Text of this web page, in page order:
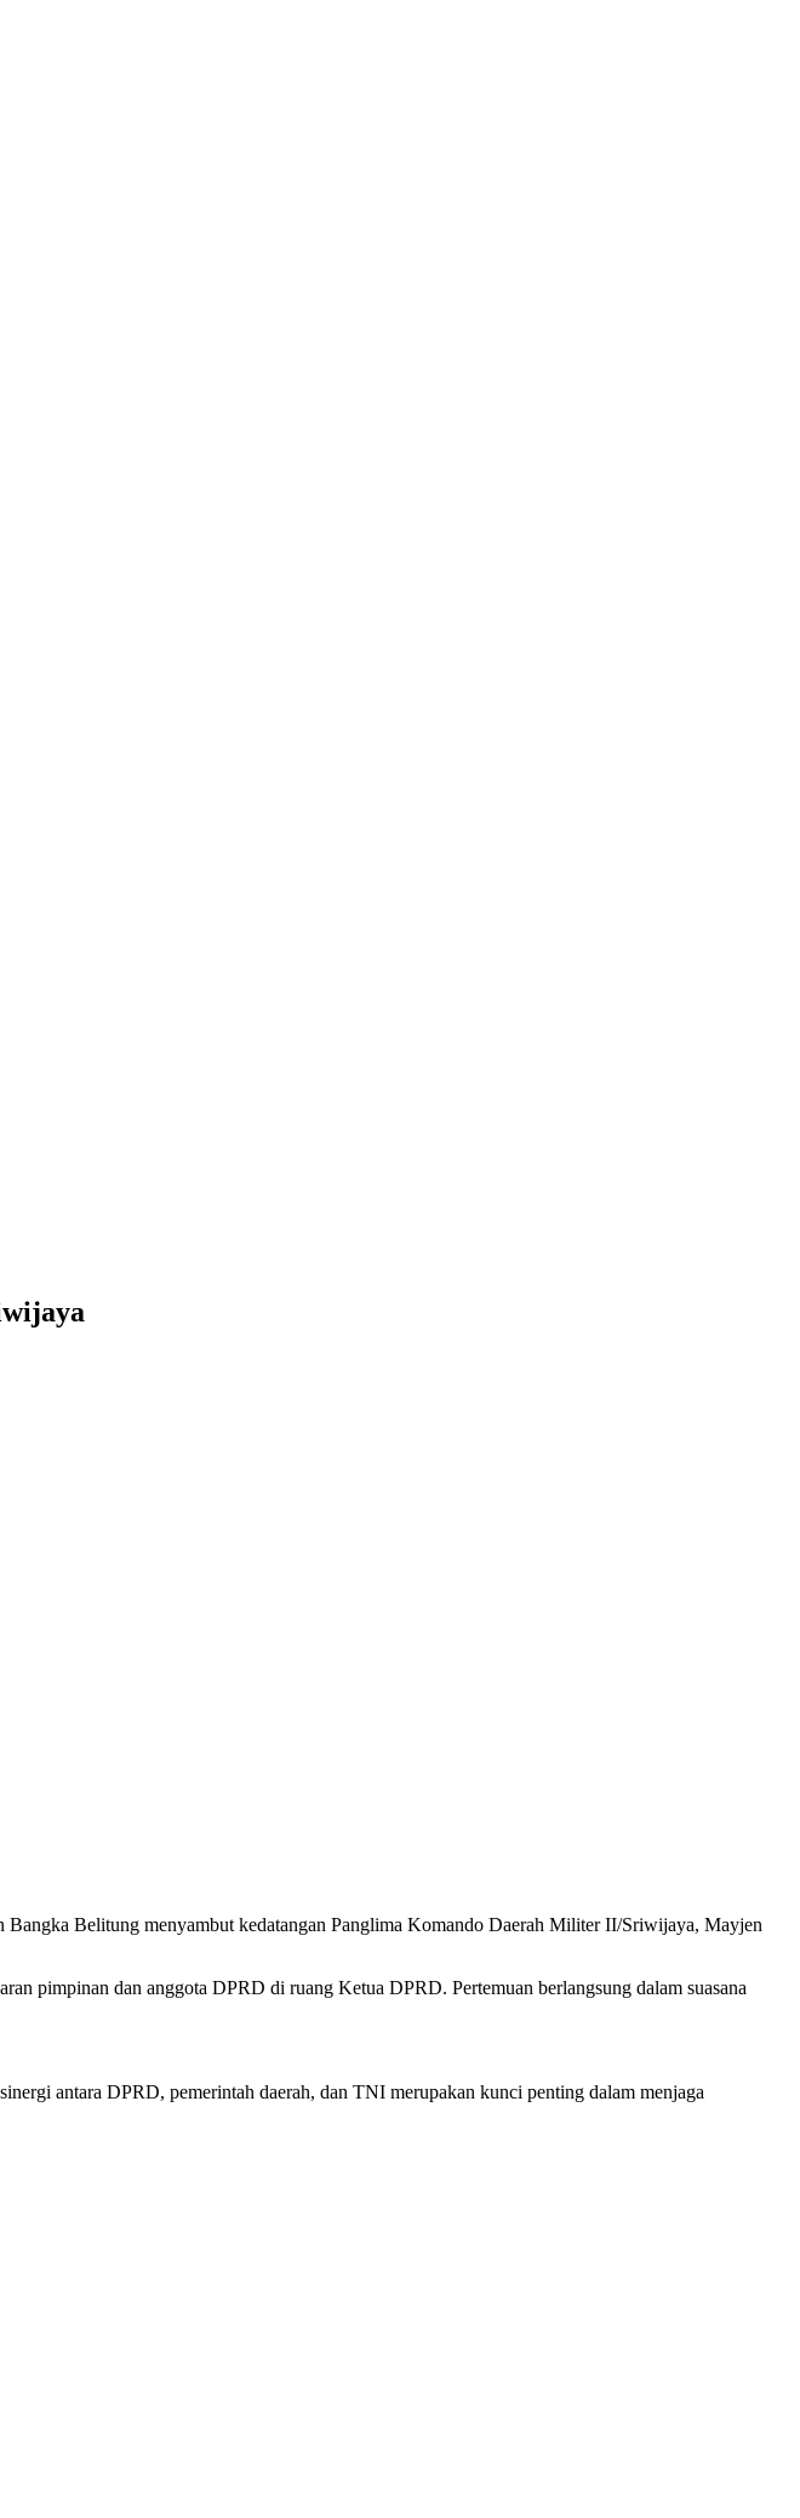
Belitung menyambut kedatangan Panglima Komando Daerah Militer II/Sriwijaya, Mayjen
pimpinan dan anggota DPRD di ruang Ketua DPRD. Pertemuan berlangsung dalam suasana
antara DPRD, pemerintah daerah, dan TNI merupakan kunci penting dalam menjaga